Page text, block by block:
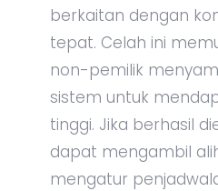
berkaitan dengan
tepat. Celah ini
non-pemilik
sistem untuk
tinggi. Jika berhasil
dapat mengambil
mengatur